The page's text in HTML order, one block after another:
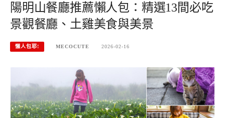
陽明山餐廳推薦懶人包：精選13間必吃
景觀餐廳、土雞美食與美景
懶人包耶! MECOCUTE 2026-02-16